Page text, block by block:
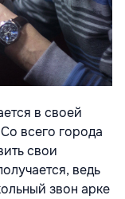
в своей
всего города
свои
ведь
звон арке